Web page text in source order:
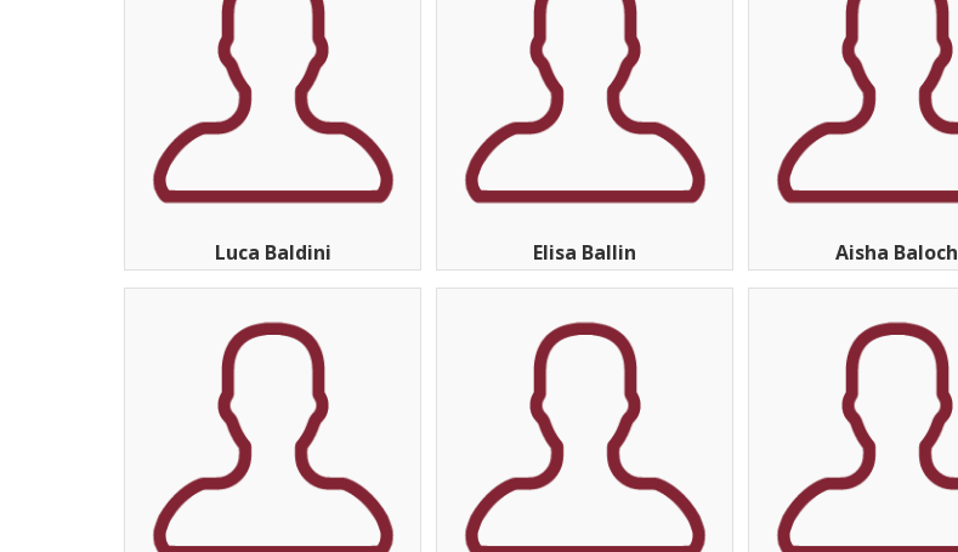
Luca Baldini Elisa Ballin Aisha Baloch